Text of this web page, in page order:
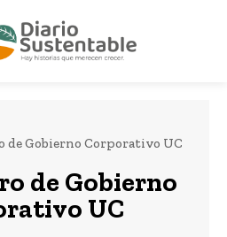
de Gobierno Corporativo UC
de Gobierno
UC